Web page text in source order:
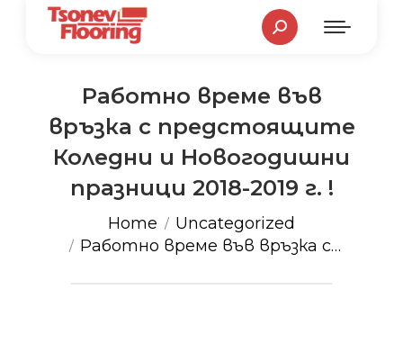
Search:
Работно време във
връзка с предстоящите
Коледни и Новогодишни
празници 2018-2019 г. !
You are here:
Home
Uncategorized
Работно време във връзка с…